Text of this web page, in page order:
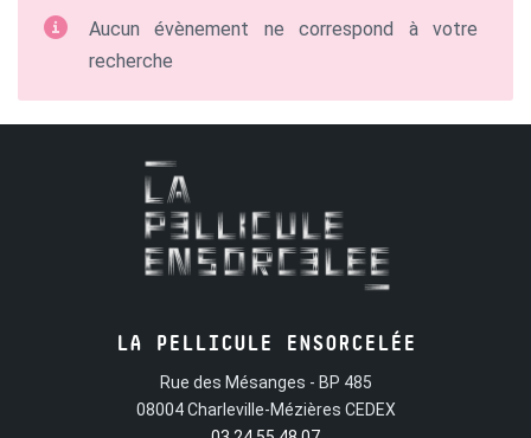
Aucun évènement ne correspond à votre
recherche
LA PELLICULE ENSORCELÉE
Rue des Mésanges - BP 485
08004 Charleville-Mézières CEDEX